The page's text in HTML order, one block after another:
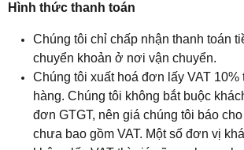
Hình thức thanh toán
Chúng tôi chỉ chấp nhận thanh toán
chuyển khoản ở nơi vận chuyển.
Chúng tôi xuất hoá đơn lấy VAT 10%
hàng. Chúng tôi không bắt buộc
đơn GTGT, nên giá chúng tôi báo
chưa bao gồm VAT. Một số đơn vị